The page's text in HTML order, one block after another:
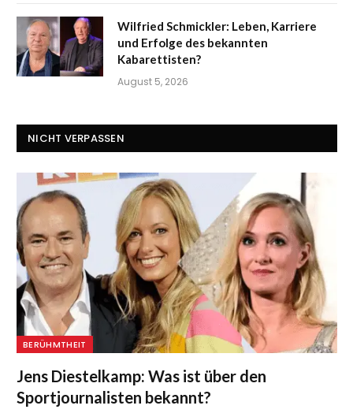
Wilfried Schmickler: Leben, Karriere
und Erfolge des bekannten
Kabarettisten?
August 5, 2026
NICHT VERPASSEN
BERÜHMTHEIT
Jens Diestelkamp: Was ist über den
Sportjournalisten bekannt?